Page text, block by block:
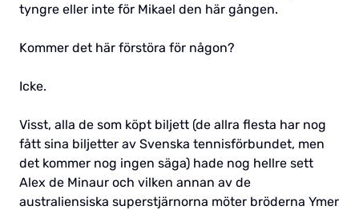
tyngre eller inte för Mikael den här gången.
Kommer det här förstöra för någon?
Icke.
Visst, alla de som köpt biljett (de allra flesta har nog
fått sina biljetter av Svenska tennisförbundet, men
det kommer nog ingen säga) hade nog hellre sett
Alex de Minaur och vilken annan av de
australiensiska superstjärnorna möter bröderna Ymer